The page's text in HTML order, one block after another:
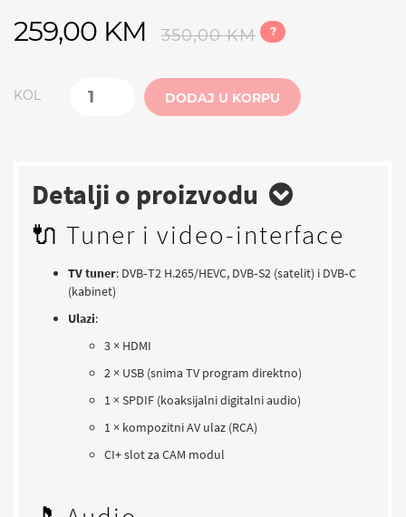
259,00 KM 350,00 KM ?
KOL DODAJ U KORPU
Detalji o proizvodu
🔌 Tuner i video-interface
TV tuner: DVB‑T2 H.265/HEVC, DVB‑S2 (satelit) i DVB‑C
(kabinet)
Ulazi:
3 × HDMI
2 × USB (snima TV program direktno)
1 × SPDIF (koaksijalni digitalni audio)
1 × kompozitni AV ulaz (RCA)
CI+ slot za CAM modul